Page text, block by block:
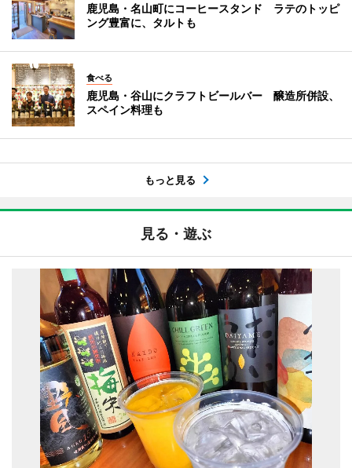
鹿児島・名山町にコーヒースタンド ラテのトッピ
ング豊富に、タルトも
食べる
鹿児島・谷山にクラフトビールバー 醸造所併設、
スペイン料理も
もっと見る
見る・遊ぶ